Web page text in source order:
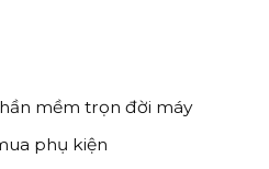
mềm trọn đời máy
phụ kiện